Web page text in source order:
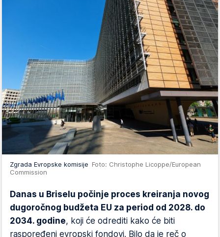
Zgrada Evropske komisije Foto: Christophe Licoppe/European
Commission
Danas u Briselu počinje proces kreiranja novog
dugoročnog budžeta EU za period od 2028. do
2034. godine, koji će odrediti kako će biti
raspoređeni evropski fondovi. Bilo da je reč o